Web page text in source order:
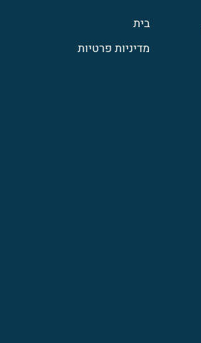
בית
מדיניות פרטיות